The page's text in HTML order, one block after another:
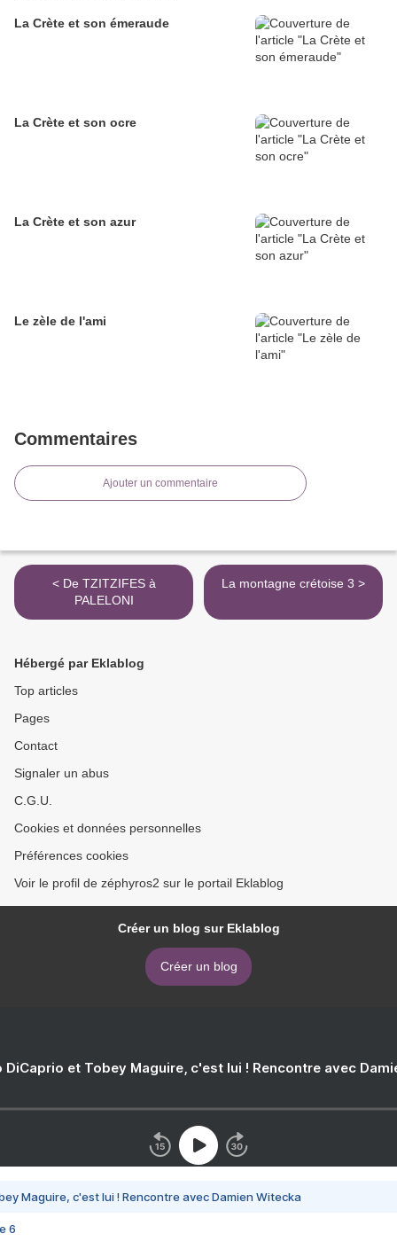
La Crète et son émeraude
La Crète et son ocre
La Crète et son azur
Le zèle de l'ami
Commentaires
Ajouter un commentaire
< De TZITZIFES à
PALELONI
La montagne crétoise 3 >
Hébergé par Eklablog
Top articles
Pages
Contact
Signaler un abus
C.G.U.
Cookies et données personnelles
Préférences cookies
Voir le profil de zéphyros2 sur le portail Eklablog
Créer un blog sur Eklablog
Créer un blog
DiCaprio et Tobey Maguire, c'est lui ! Rencontre avec
Maguire, c'est lui ! Rencontre avec Damien Witecka
6